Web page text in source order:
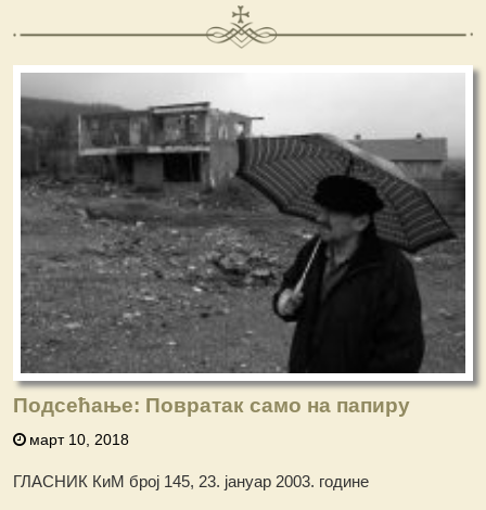
Подсећање: Повратак само на папиру
март 10, 2018
ГЛАСНИК КиМ број 145, 23. јануар 2003. године